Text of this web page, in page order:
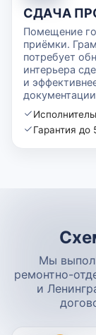
СДАЧА
Помещение
приёмки.
потребует
интерьера
и
Гарантия до
Мы
ремонтно-
и